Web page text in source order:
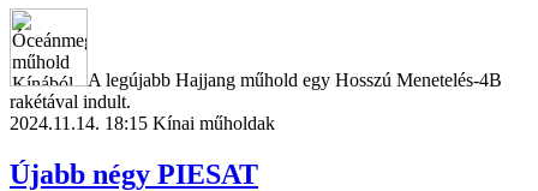
A legújabb Hajjang műhold egy Hosszú Menetelés-4B
rakétával indult.
2024.11.14. 18:15 Kínai műholdak
Újabb négy PIESAT